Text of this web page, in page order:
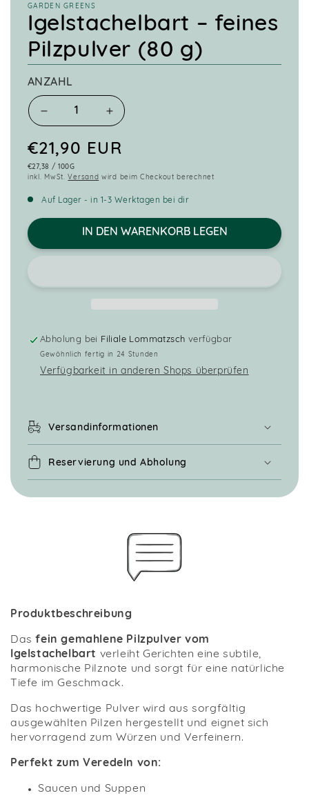
GARDEN GREENS
Igelstachelbart – feines
Pilzpulver (80 g)
ANZAHL
Verringere
Menge
für
Igelstachelbart
feines
Pilzpulver
g)
Erhöhe
Menge
Igelstachelbart
feines
Pilzpulver
(80
g)
Normaler
Preis
€21,90 EUR
GRUNDPREIS
€27,38 / PRO
100G
inkl. MwSt. Versand wird beim Checkout berechnet
Auf Lager - in 1-3 Werktagen bei dir
IN DEN WARENKORB LEGEN
Abholung bei Filiale Lommatzsch verfügbar
Gewöhnlich fertig in 24 Stunden
Verfügbarkeit in anderen Shops überprüfen
Versandinformationen
Reservierung und Abholung
Produktbeschreibung
Dasfein gemahlene Pilzpulver vom
Igelstachelbart verleiht Gerichten eine subtile,
harmonische Pilznote und sorgt für eine natürliche
Tiefe im Geschmack.
Das hochwertige Pulver wird aus sorgfältig
ausgewählten Pilzen hergestellt und eignet sich
hervorragend zum Würzen und Verfeinern.
Perfekt zum Veredeln von:
Saucen und Suppen